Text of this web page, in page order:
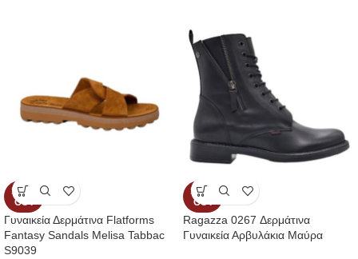
SOLD
OUT
Γυναικεία Δερμάτινα Flatforms
Fantasy Sandals Melisa Tabbac
S9039
SOLD
OUT
Ragazza 0267 Δερμάτινα
Γυναικεία Αρβυλάκια Μαύρα